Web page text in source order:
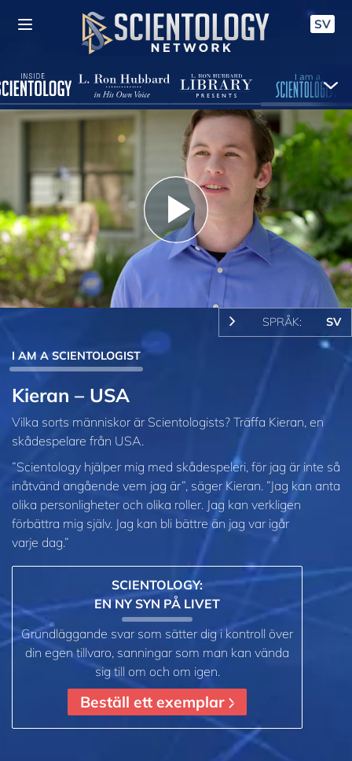
SV
Play
Video
SPRÅK: SV
I AM A SCIENTOLOGIST
Kieran – USA
Vilka sorts människor är Scientologists? Träffa Kieran, en
skådespelare från USA.
”Scientology hjälper mig med skådespeleri, för jag är inte så
inåtvänd angående vem jag är”, säger Kieran. ”Jag kan anta
olika personligheter och olika roller. Jag kan verkligen
förbättra mig själv. Jag kan bli bättre än jag var igår
varje dag.”
SCIENTOLOGY:
EN NY SYN PÅ LIVET
Grundläggande svar som sätter dig i kontroll över
din egen tillvaro, sanningar som man kan vända
sig till om och om igen.
Beställ ett exemplar